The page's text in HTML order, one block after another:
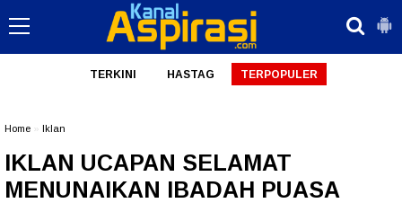
TERKINI HASTAG TERPOPULER
Home Iklan
IKLAN UCAPAN SELAMAT
MENUNAIKAN IBADAH PUASA